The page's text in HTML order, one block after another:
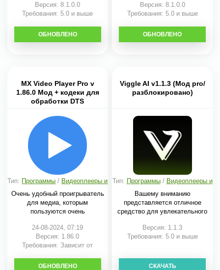
Версия: 8.1.0.0
Требования: 5.0 и выше
СКАЧАТЬ
ОБНОВЛЕНО
Версия: 8.1.0.0
Требования: 5.0 и выше
СКАЧАТЬ
ОБНОВЛЕНО
MX Video Player Pro v
1.86.0 Мод + кодеки для
обработки DTS
Тип: Программы / Видеоплееры и
Очень удобный проигрыватель
для медиа, которым
пользуются очень
24-08-2024, 07:19
Версия: 1.86.0
Требования: Зависит от
СКАЧАТЬ
ОБНОВЛЕНО
Viggle AI v1.1.3 (Мод pro/
разблокировано)
Тип: Программы/ Видеоплееры и
Вашему вниманию
представляется отличное
средство для увлекательного
Версия: 1.1.3
Требования: 5.0 и выше
СКАЧАТЬ